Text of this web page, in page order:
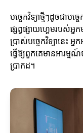
បច្ចេកវិទ្យាថ្មីៗដូចជាបច្
ផ្សព្វផ្សាយហ្គេមរបស់អ្ន
ប្រាស់បច្ចេកវិទ្យានេះ
ធ្វើឱ្យពួកគេមានអារម្
ប្រាកដ។